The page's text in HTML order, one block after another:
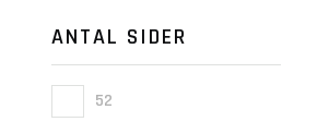
ANTAL SIDER
52